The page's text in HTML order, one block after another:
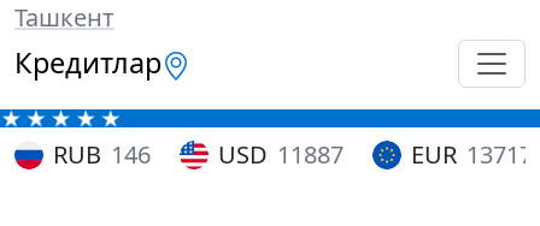
Ташкент
Кредитлар
RUB 146 USD 11887 EUR 13717